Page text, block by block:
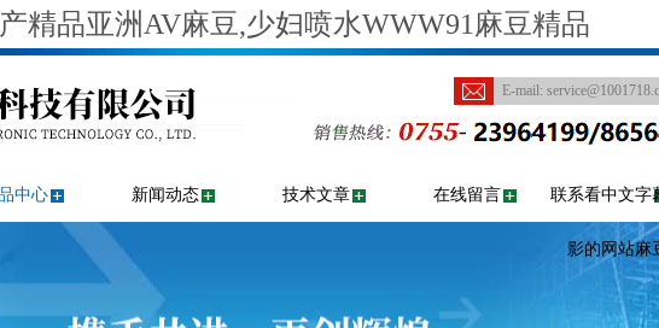
精品亚洲AV麻豆,少妇喷水WWW91麻豆精品
E-mail:
中心 新闻动态 技术文章 在线留言 联系看中文字
影的网站麻